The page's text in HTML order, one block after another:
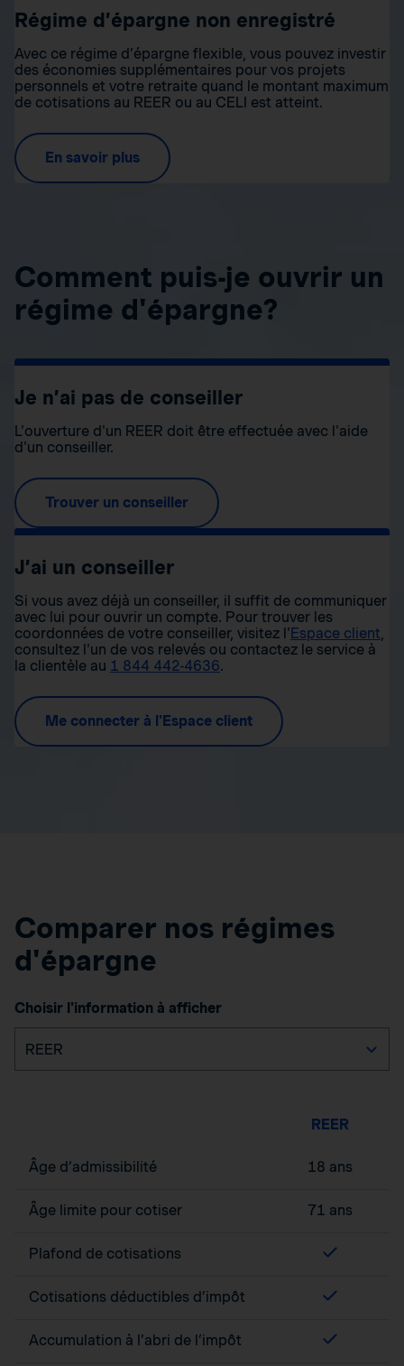
Régime d’épargne non enregistré
Avec ce régime d’épargne flexible, vous pouvez investir
des économies supplémentaires pour vos projets
personnels et votre retraite quand le montant maximum
de cotisations au REER ou au CELI est atteint.
En savoir plus
Comment puis-je ouvrir un
régime d'épargne?
Je n’ai pas de conseiller
L'ouverture d'un REER doit être effectuée avec l'aide
d'un conseiller.
Trouver un conseiller
J’ai un conseiller
Si vous avez déjà un conseiller, il suffit de communiquer
avec lui pour ouvrir un compte. Pour trouver les
coordonnées de votre conseiller, visitez l' Espace client,
consultez l'un de vos relevés ou contactez le service à
la clientèle au 1 844 442-4636.
Me connecter à l'Espace client
Comparer nos régimes
d'épargne
Choisir l'information à afficher
REER
Âge d’admissibilité 18 ans
Âge limite pour cotiser 71 ans
Plafond de cotisations
Cotisations déductibles d’impôt
Accumulation à l’abri de l’impôt